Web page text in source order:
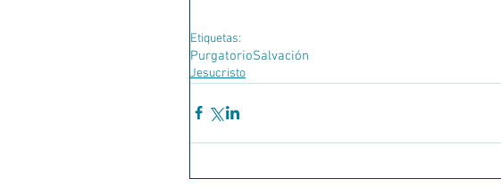
Etiquetas:
PurgatorioSalvación
Jesucristo